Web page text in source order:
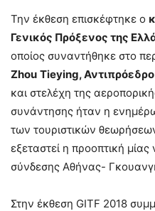
Την έκθεση επισκέφτηκε ο
Γενικός Πρόξενος της
οποίος συναντήθηκε στο
Zhou Tieying,
και στελέχη της
συνάντησης ήταν η
των τουριστικών
εξεταστεί η προοπτική
σύνδεσης Αθήνας-
Στην έκθεση GITF 2018